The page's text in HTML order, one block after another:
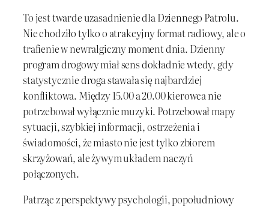
To jest twarde uzasadnienie dla Dzien­nego Patrolu.
Nie chodziło tylko o atrakcyjny format radiowy, ale o
trafienie w newralgiczny moment dnia. Dzienny
program drogowy miał sens dokładnie wtedy, gdy
statystycznie droga stawała się najbardziej
konfliktowa. Między 15.00 a 20.00 kierowca nie
potrzebował wyłącznie muzyki. Potrzebował mapy
sytuacji, szybkiej informacji, ostrzeżenia i
świadomości, że miasto nie jest tylko zbiorem
skrzyżowań, ale żywym układem naczyń
połączonych.
Patrząc z perspektywy psychologii, popołudniowy